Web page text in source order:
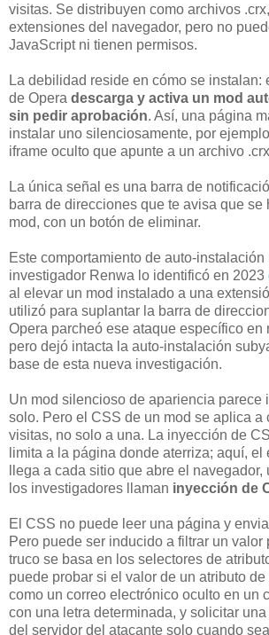
visitas. Se distribuyen como archivos
extensiones del navegador, pero no
JavaScript ni tienen permisos.
La debilidad reside en cómo se instalan:
de Opera descarga y activa un mod
sin pedir aprobación. Así, una página
instalar uno silenciosamente, por
iframe oculto que apunte a un archivo
La única señal es una barra de
barra de direcciones que te avisa que se
mod, con un botón de eliminar.
Este comportamiento de auto-instalación
investigador Renwa lo identificó en 2023
al elevar un mod instalado a una
utilizó para suplantar la barra de
Opera parcheó ese ataque específico en
pero dejó intacta la auto-instalación
base de esta nueva investigación.
Un mod silencioso de apariencia parece
solo. Pero el CSS de un mod se aplica a
visitas, no solo a una. La inyección de
limita a la página donde aterriza; aquí,
llega a cada sitio que abre el
los investigadores llaman inyección de
El CSS no puede leer una página y
Pero puede ser inducido a filtrar un valor
truco se basa en los selectores de
puede probar si el valor de un atributo
como un correo electrónico oculto en un
con una letra determinada, y solicitar
del servidor del atacante solo cuando